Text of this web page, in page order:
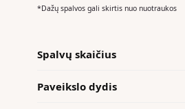
*Dažų spalvos gali skirtis nuo nuotraukos
Spalvų skaičius
Paveikslo dydis